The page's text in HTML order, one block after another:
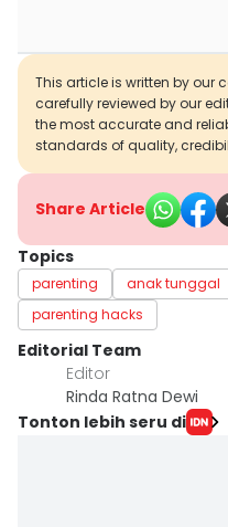
This article is written by our
carefully reviewed by our
the most accurate and
standards of quality,
Share Article
Topics
parenting anak tunggal
parenting hacks
Editorial Team
Editor
Rinda Ratna Dewi
Tonton lebih seru di